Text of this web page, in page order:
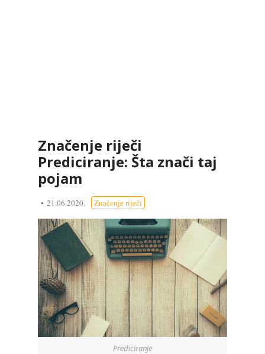
Značenje riječi
Prediciranje: Šta znači taj
pojam
21.06.2020. Značenje riječi
Prediciranje